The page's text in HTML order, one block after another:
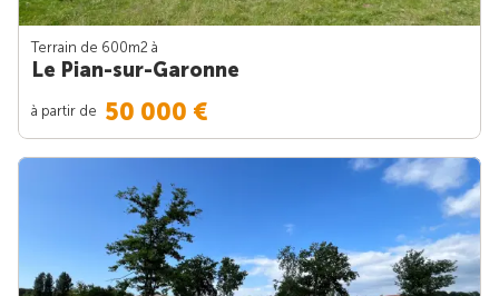
Terrain de 600m2 à
Le Pian-sur-Garonne
à partir de 50 000 €